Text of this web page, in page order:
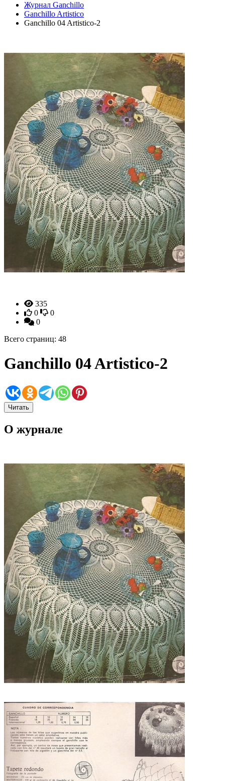
Журнал Ganchillo
Ganchillo Artistico
Ganchillo 04 Artistico-2
335
0
0
0
Всего страниц: 48
Ganchillo 04 Artistico-2
Читать
О журнале